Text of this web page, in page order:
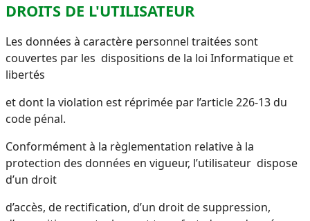
DROITS DE L'UTILISATEUR
Les données à caractère personnel traitées sont
couvertes par les dispositions de la loi Informatique et
libertés
et dont la violation est réprimée par l’article 226-13 du
code pénal.
Conformément à la règlementation relative à la
protection des données en vigueur, l’utilisateur dispose
d’un droit
d’accès, de rectification, d’un droit de suppression,